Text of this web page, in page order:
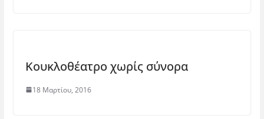
Κουκλοθέατρο χωρίς σύνορα
18 Μαρτίου, 2016